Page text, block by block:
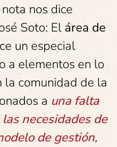
nos dice
Soto: El área de
un especial
a elementos en lo
la comunidad de la
a una falta
necesidades de
de gestión,